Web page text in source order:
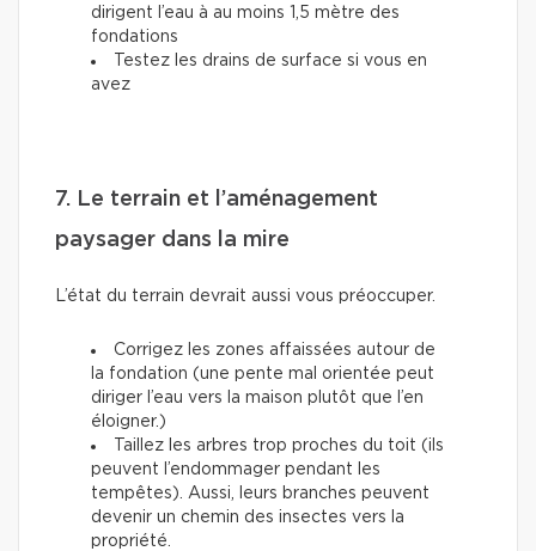
dirigent l’eau à au moins 1,5 mètre des
fondations
Testez les drains de surface si vous en
avez
7. Le terrain et l’aménagement
paysager dans la mire
L’état du terrain devrait aussi vous préoccuper.
Corrigez les zones affaissées autour de
la fondation (une pente mal orientée peut
diriger l’eau vers la maison plutôt que l’en
éloigner.)
Taillez les arbres trop proches du toit (ils
peuvent l’endommager pendant les
tempêtes). Aussi, leurs branches peuvent
devenir un chemin des insectes vers la
propriété.